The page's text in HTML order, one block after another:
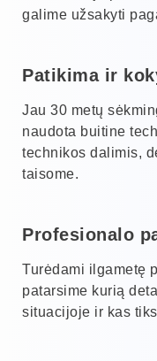
galime užsakyti
Patikima ir
Jau 30 metų
naudota buitine
technikos dalimis,
taisome.
Profesionalo
Turėdami ilgametę
patarsime kurią
situacijoje ir kas